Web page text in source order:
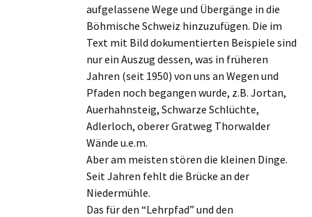
aufgelassene Wege und Übergänge in die
Böhmische Schweiz hinzuzufügen. Die im
Text mit Bild dokumentierten Beispiele sind
nur ein Auszug dessen, was in früheren
Jahren (seit 1950) von uns an Wegen und
Pfaden noch begangen wurde, z.B. Jortan,
Auerhahnsteig, Schwarze Schlüchte,
Adlerloch, oberer Gratweg Thorwalder
Wände u.e.m.
Aber am meisten stören die kleinen Dinge.
Seit Jahren fehlt die Brücke an der
Niedermühle.
Das für den “Lehrpfad” und den